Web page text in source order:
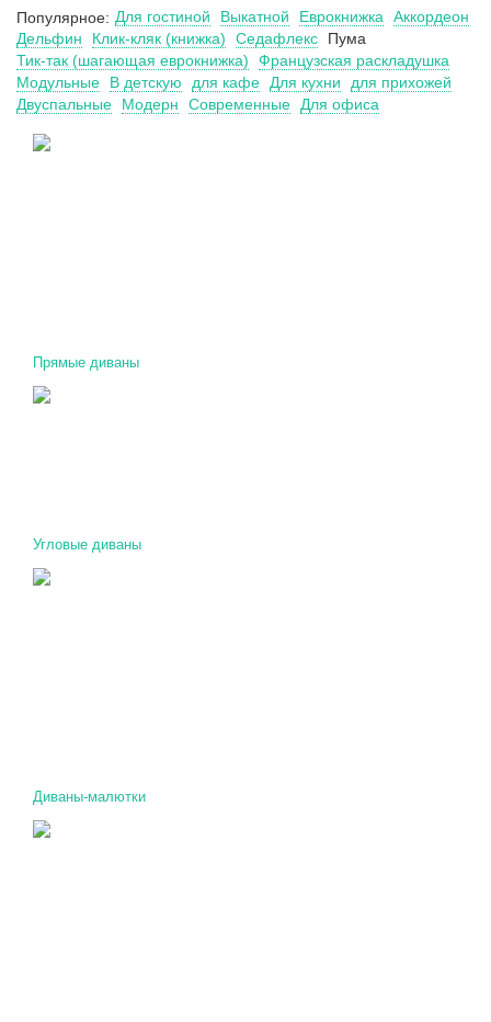
Популярное: Для гостиной Выкатной Еврокнижка
Аккордеон
Дельфин
Клик-кляк (книжка) Седафлекс
Пума
Тик-так (шагающая еврокнижка)
Французская раскладушка
Модульные
В детскую для кафе Для кухни
для прихожей
Двуспальные
Модерн Современные Для офиса
Прямые диваны
Угловые диваны
Диваны-малютки